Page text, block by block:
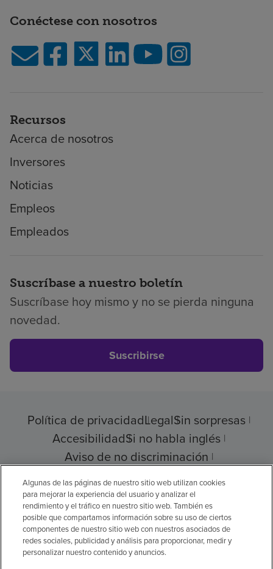
Conéctese con nosotros
Recursos
Acerca de nosotros
Inversores
Noticias
Empleos
Empleados
Suscríbase a nuestro boletín
Suscríbase hoy mismo y no se pierda ninguna
novedad.
Suscribirse
Política de privacidadLegalSin sorpresas
AccesibilidadSi no habla inglés
Aviso de no discriminación
Cumplimiento de los proveedores
© 2026 Encompass Health Corporation
Preferencias de cookies
Algunas de las páginas de nuestro sitio web utilizan cookies
para mejorar la experiencia del usuario y analizar el
rendimiento y el tráfico en nuestro sitio web. También es
posible que compartamos información sobre su uso de ciertos
componentes de nuestro sitio web con nuestros asociados de
redes sociales, publicidad y análisis para proporcionar, medir y
personalizar nuestro contenido y anuncios.